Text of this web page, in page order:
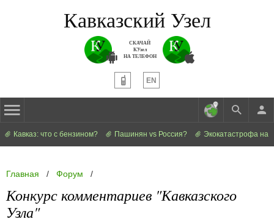
Кавказский Узел
СКАЧАЙ
КУзел
НА ТЕЛЕФОН
EN
Кавказ: что с бензином? Пашинян vs Россия? Экокатастрофа на
Главная / Форум /
Конкурс комментариев "Кавказского
Узла"